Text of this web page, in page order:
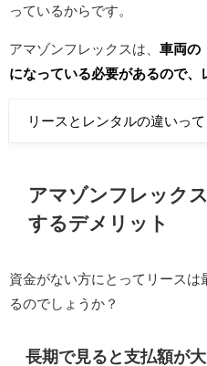
っているからです。
アマゾンフレックスは、 車両の
になっている必要があるので、
リースとレンタルの違いって
アマゾンフレック
するデメリット
資金がない方にとってリース
るのでしょうか？
長期で見ると支払額が